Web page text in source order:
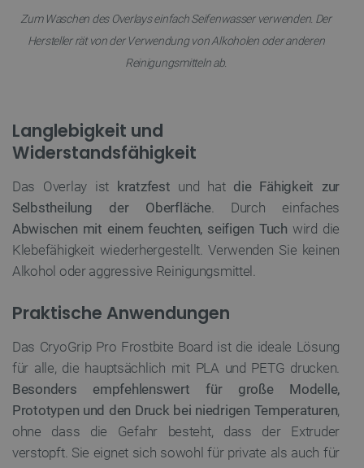
Zum Waschen des Overlays einfach Seifenwasser verwenden. Der
Hersteller rät von der Verwendung von Alkoholen oder anderen
Reinigungsmitteln ab.
Langlebigkeit und
Widerstandsfähigkeit
Das Overlay ist kratzfest und hat die Fähigkeit zur
Selbstheilung der Oberfläche. Durch einfaches
Abwischen mit einem feuchten, seifigen Tuch wird die
Klebefähigkeit wiederhergestellt. Verwenden Sie keinen
Alkohol oder aggressive Reinigungsmittel.
Praktische Anwendungen
Das CryoGrip Pro Frostbite Board ist die ideale Lösung
für alle, die hauptsächlich mit PLA und PETG drucken.
Besonders empfehlenswert für große Modelle,
Prototypen und den Druck bei niedrigen Temperaturen,
ohne dass die Gefahr besteht, dass der Extruder
verstopft. Sie eignet sich sowohl für private als auch für
Benutzeranmeldung und die Kontoverwaltung.
Ohne die unbedingt erforderlichen Cookies kann
die Website nicht ordnungsgemäß verwendet
PrestaShop-[abcdef0123456789]{32} .botland.de